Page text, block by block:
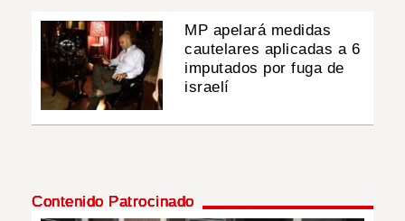
MP apelará medidas
cautelares aplicadas a 6
imputados por fuga de
israelí
Contenido Patrocinado